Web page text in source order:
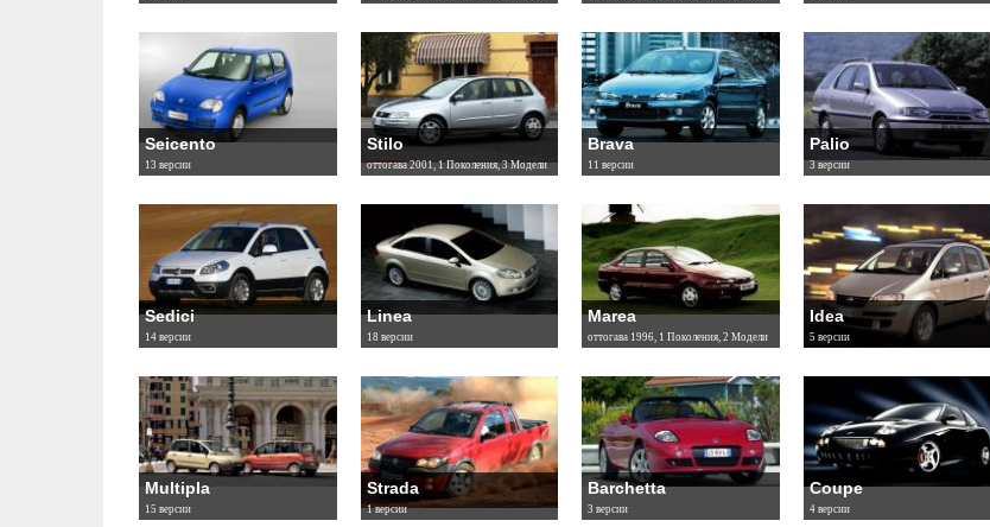
Seicento
13 версии
Stilo
оттогава 2001, 1 Поколения, 3 Модели
Brava
11 версии
Palio
3 версии
Sedici
14 версии
Linea
18 версии
Marea
оттогава 1996, 1 Поколения, 2 Модели
Idea
5 версии
Multipla
15 версии
Strada
1 версии
Barchetta
3 версии
Coupe
4 версии